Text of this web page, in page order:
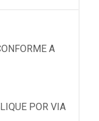
A
POR VIA